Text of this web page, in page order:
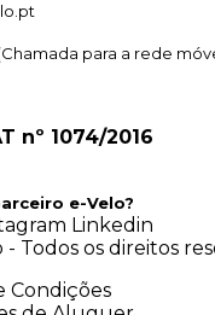
para a rede
nº 1074/2016
e-Velo?
Linkedin
Todos os direitos
Condições